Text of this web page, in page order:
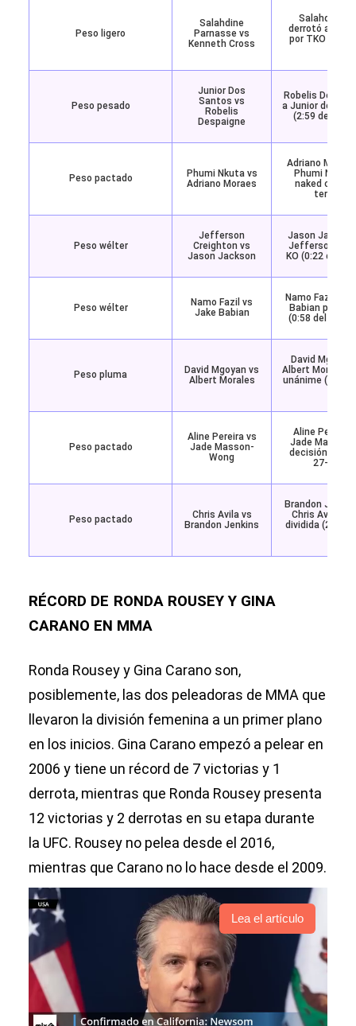
Peso ligero
Salahdine
Parnasse vs
Kenneth Cross
Salahdine
derrotó a
por TKO (4:18
Peso pesado
Junior Dos
Santos vs
Robelis
Despaigne
Robelis
a Junior dos
(2:59 del
Peso pactado
Phumi Nkuta vs
Adriano Moraes
Adriano
Phumi Nkuta
naked choke
tercer
Peso wélter
Jefferson
Creighton vs
Jason Jackson
Jason
Jefferson
KO (0:22 del
Peso wélter
Namo Fazil vs
Jake Babian
Namo Fazil
Babian por
(0:58 del
Peso pluma
David Mgoyan vs
Albert Morales
David
Albert Morales
unánime (29-
Peso pactado
Aline Pereira vs
Jade Masson-
Wong
Aline Pereira
Jade Masson-
decisión
27-30,
Peso pactado
Chris Avila vs
Brandon Jenkins
Brandon
Chris Avila
dividida (29-
RÉCORD DE RONDA ROUSEY Y GINA
CARANO EN MMA
Ronda Rousey y Gina Carano son,
posiblemente, las dos peleadoras de MMA que
llevaron la división femenina a un primer plano
en los inicios. Gina Carano empezó a pelear en
2006 y tiene un récord de 7 victorias y 1
derrota, mientras que Ronda Rousey presenta
12 victorias y 2 derrotas en su etapa durante
la UFC. Rousey no pelea desde el 2016,
mientras que Carano no lo hace desde el 2009.
Lea el artículo